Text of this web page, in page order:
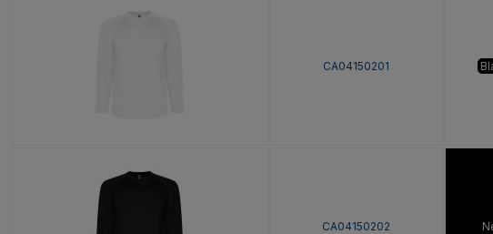
CA04150201
CA04150202